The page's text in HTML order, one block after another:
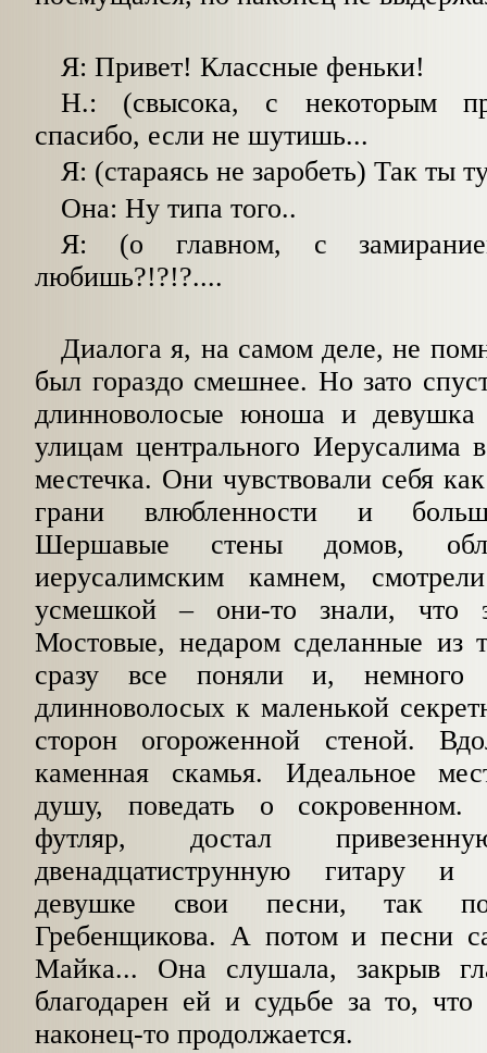
Я: Привет! Классные феньки!
Н.: (свысока, с некоторым
спасибо, если не шутишь...
Я: (стараясь не заробеть) Так ты
Она: Ну типа того..
Я: (о главном, с
любишь?!?!?....
Диалога я, на самом деле, не
был гораздо смешнее. Но зато
длинноволосые юноша и
улицам центрального Иерусалима
местечка. Они чувствовали себя
грани влюбленности и
Шершавые стены домов,
иерусалимским камнем,
усмешкой – они-то знали, что
Мостовые, недаром сделанные из
сразу все поняли и, немного
длинноволосых к маленькой
сторон огороженной стеной.
каменная скамья. Идеальное
душу, поведать о сокровенном.
футляр, достал
двенадцатиструнную гитару и
девушке свои песни, так
Гребенщикова. А потом и песни
Майка... Oна слушала, закрыв
благодарен ей и судьбе за то,
наконец-то продолжается.